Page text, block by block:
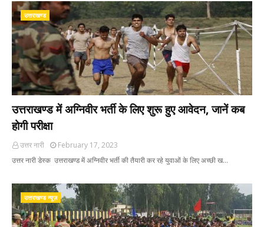
उत्तराखण्ड
उत्तराखण्ड में अग्निवीर भर्ती के लिए शुरू हुए आवेदन, जानें कब
होगी परीक्षा
उत्तर नारी
February 17, 2023
उत्तर नारी डेस्क उत्तराखण्ड में अग्निवीर भर्ती की तैयारी कर रहे युवाओं के लिए अच्छी ख…
उत्तराखण्ड न्यूज़